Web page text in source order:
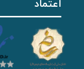
اعتماد